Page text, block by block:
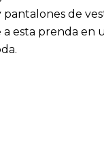
pantalones de
a esta prenda en